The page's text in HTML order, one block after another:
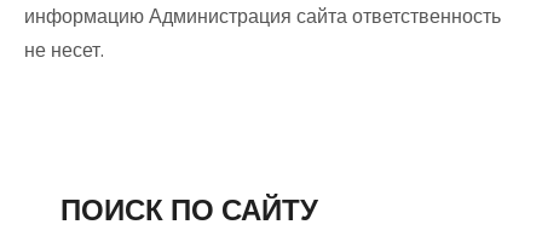
информацию Администрация сайта ответственность
не несет.
ПОИСК ПО САЙТУ